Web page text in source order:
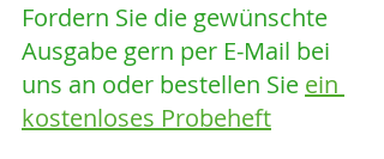
Fordern Sie die gewünschte
Ausgabe gern per E-Mail bei
uns an oder bestellen Sie ein
kostenloses Probeheft